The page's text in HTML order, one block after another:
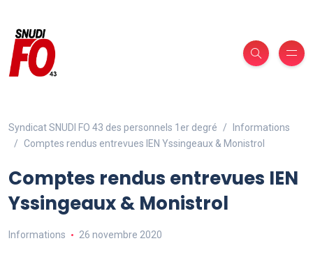
Syndicat SNUDI FO 43 des personnels 1er degré
Informations
Comptes rendus entrevues IEN Yssingeaux & Monistrol
Comptes rendus entrevues IEN
Yssingeaux & Monistrol
Informations 26 novembre 2020